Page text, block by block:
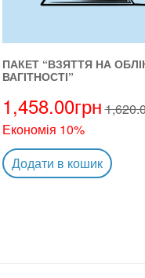
ПАКЕТ “ВЗЯТТЯ НА
ВАГІТНОСТІ”
1,458.00грн
Економія 10%
Додати в кошик